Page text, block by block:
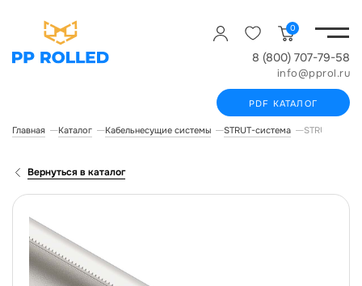
0
8 (800) 707-79-58
info@pprol.ru
PDF КАТАЛОГ
Главная Каталог Кабельнесущие системы STRUT-система STRUT-
Вернуться в каталог